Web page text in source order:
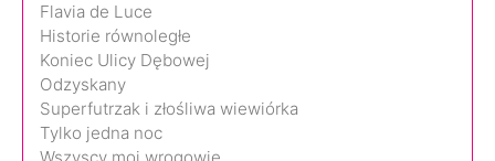
Flavia de Luce
Historie równoległe
Koniec Ulicy Dębowej
Odzyskany
Superfutrzak i złośliwa wiewiórka
Tylko jedna noc